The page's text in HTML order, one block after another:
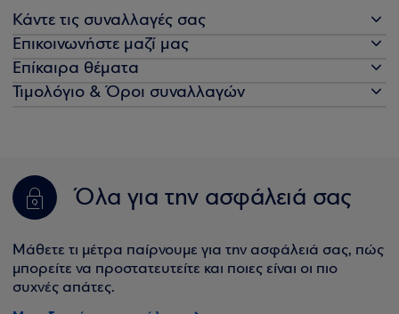
Κάντε τις συναλλαγές σας
Επικοινωνήστε μαζί μας
Επίκαιρα θέματα
Τιμολόγιο & Όροι συναλλαγών
Όλα για την ασφάλειά σας
Μάθετε τι μέτρα παίρνουμε για την ασφάλειά σας, πώς
μπορείτε να προστατευτείτε και ποιες είναι οι πιο
συχνές απάτες.